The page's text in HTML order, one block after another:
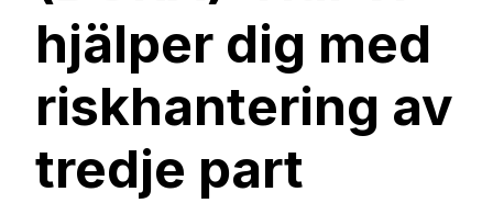
hjälper dig med
riskhantering av
tredje part